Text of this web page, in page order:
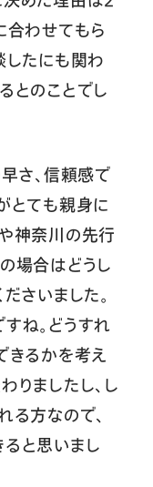
合わせてもら
したにも関わ
とのことでし
さ、信頼感で
とても親身に
神奈川の先行
場合はどうし
さいました。
ね。どうすれ
きるかを考え
りましたし、し
る方なので、
と思いまし